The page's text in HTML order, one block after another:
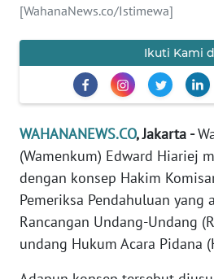
[WahanaNews.co/Istimewa]
Ikuti Kami
WAHANANEWS.CO, Jakarta -
(Wamenkum) Edward Hiariej
dengan konsep Hakim
Pemeriksa Pendahuluan yang
Rancangan Undang-Undang
undang Hukum Acara Pidana
Informasi
INDEKS
BERITA
KONTAK
KAMI